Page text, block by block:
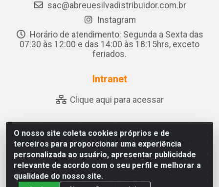
O nosso site coleta cookies próprios e de
terceiros para proporcionar uma experiência
personalizada ao usuário, apresentar publicidade
relevante de acordo com o seu perfil e melhorar a
qualidade do nosso site.
sac@abreuesilvadistribuidor.com.br
Instagram
Horário de atendimento: Segunda a Sexta das
07:30 às 12:00 e das 14:00 às 18:15hrs, exceto
feriados.
Intranet
Clique aqui para acessar
Abreu & Silva - Rua Padre Jose de Souza Leite, 265 - Ariado,
Olho D'Água das Flores/AL - CEP 57.442-000 - CNPJ
04.790.656/0001-06